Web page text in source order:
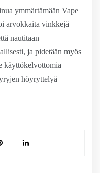
ymmärtämään Vape
arvokkaita vinkkejä
nautitaan
ja pidetään myös
käyttökelvottomia
höyryttelyä